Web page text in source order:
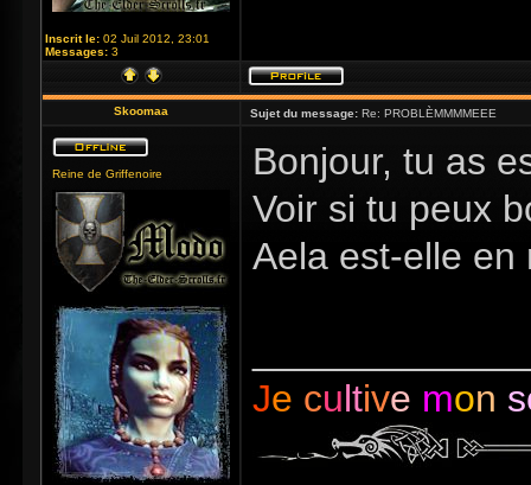
Inscrit le: 02 Juil 2012, 23:01
Messages: 3
Skoomaa Sujet du message: Re: PROBLÈMMMMEEE
Reine de Griffenoire
Bonjour, tu as
Voir si tu peux
Aela est-elle en
Je cultive mon